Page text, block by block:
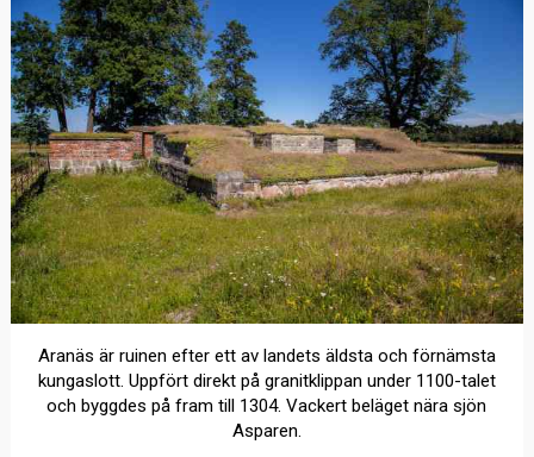
Aranäs är ruinen efter ett av landets äldsta och förnämsta
kungaslott. Uppfört direkt på granitklippan under 1100-talet
och byggdes på fram till 1304. Vackert beläget nära sjön
Asparen.